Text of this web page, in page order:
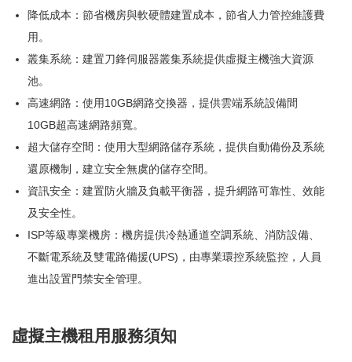
降低成本：節省機房與軟硬體建置成本，節省人力管控維護費
用。
叢集系統：建置刀鋒伺服器叢集系統提供虛擬主機強大資源
池。
高速網路：使用10GB網路交換器，提供雲端系統設備間
10GB超高速網路頻寬。
超大儲存空間：使用大型網路儲存系統，提供自動備份及系統
還原機制，建立安全無虞的儲存空間。
資訊安全：建置防火牆及負載平衡器，提升網路可靠性、效能
及安全性。
ISP等級專業機房：機房提供冷熱通道空調系統、消防設備、
不斷電系統及雙電路備援(UPS)，由專業環控系統監控，人員
進出設置門禁安全管理。
虛擬主機租用服務須知